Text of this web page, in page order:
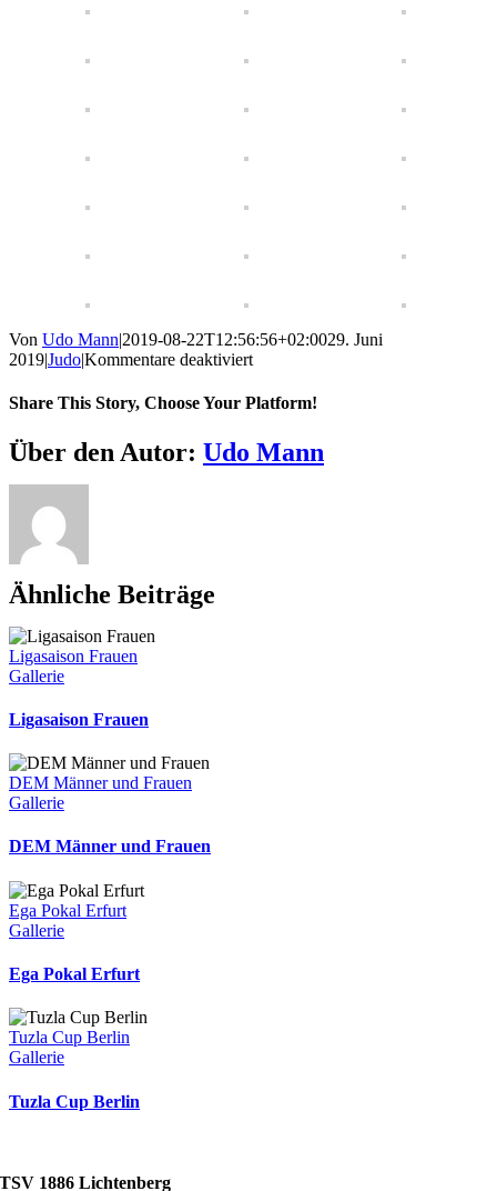
Von Udo Mann|2019-08-22T12:56:56+02:0029. Juni
2019|Judo|Kommentare deaktiviertfür
in
Share This Story, Choose Your Platform!
Facebook
X
Reddit
LinkedIn
WhatsApp
Telegram
Tumblr
Pinterest
Vk
Xing
E-
Mail
Über den Autor: Udo Mann
Ähnliche Beiträge
Ligasaison Frauen
Gallerie
Ligasaison Frauen
DEM Männer und Frauen
Gallerie
DEM Männer und Frauen
Ega Pokal Erfurt
Gallerie
Ega Pokal Erfurt
Tuzla Cup Berlin
Gallerie
Tuzla Cup Berlin
TSV 1886 Lichtenberg